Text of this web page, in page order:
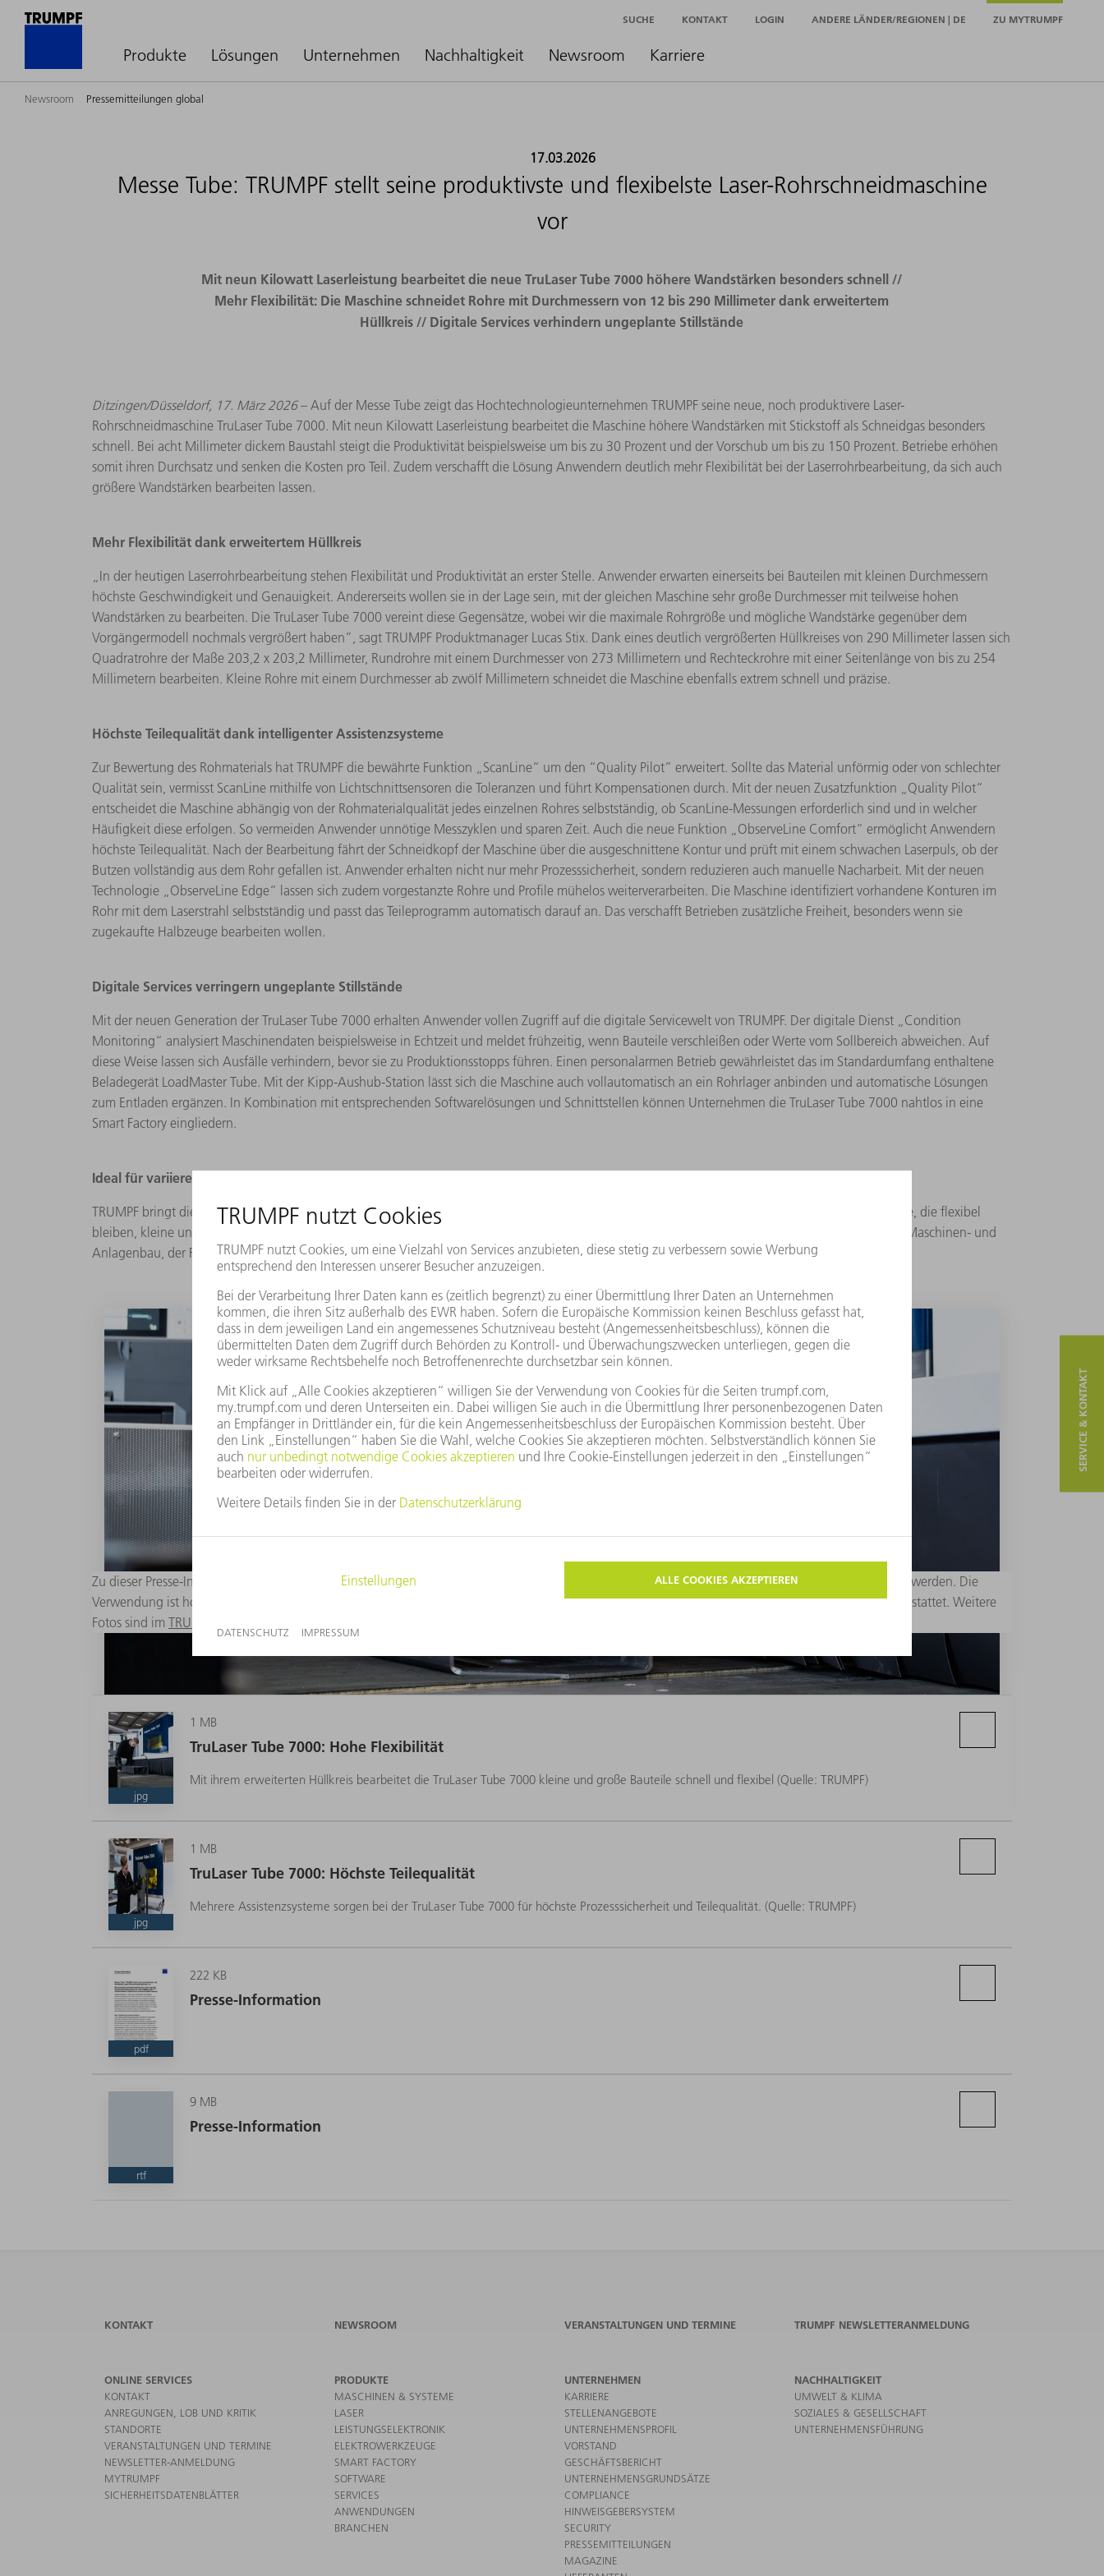
Produkte Lösungen Unternehmen Nachhaltigkeit Newsroom Karriere
SUCHE KONTAKT LOGIN ANDERE LÄNDER/REGIONEN | DE ZU MYTRUMPF
Newsroom Pressemitteilungen global
17.03.2026
Messe Tube: TRUMPF stellt seine produktivste und flexibelste Laser-Rohrschneidmaschine
vor
Mit neun Kilowatt Laserleistung bearbeitet die neue TruLaser Tube 7000 höhere Wandstärken besonders schnell //
Mehr Flexibilität: Die Maschine schneidet Rohre mit Durchmessern von 12 bis 290 Millimeter dank erweitertem
Hüllkreis // Digitale Services verhindern ungeplante Stillstände
Ditzingen/Düsseldorf, 17. März 2026– Auf der Messe Tube zeigt das Hochtechnologieunternehmen TRUMPF seine neue, noch produktivere Laser-
Rohrschneidmaschine TruLaser Tube 7000. Mit neun Kilowatt Laserleistung bearbeitet die Maschine höhere Wandstärken mit Stickstoff als Schneidgas besonders
schnell. Bei acht Millimeter dickem Baustahl steigt die Produktivität beispielsweise um bis zu 30 Prozent und der Vorschub um bis zu 150 Prozent. Betriebe erhöhen
somit ihren Durchsatz und senken die Kosten pro Teil. Zudem verschafft die Lösung Anwendern deutlich mehr Flexibilität bei der Laserrohrbearbeitung, da sich auch
größere Wandstärken bearbeiten lassen.
Mehr Flexibilität dank erweitertem Hüllkreis
„In der heutigen Laserrohrbearbeitung stehen Flexibilität und Produktivität an erster Stelle. Anwender erwarten einerseits bei Bauteilen mit kleinen Durchmessern
höchste Geschwindigkeit und Genauigkeit. Andererseits wollen sie in der Lage sein, mit der gleichen Maschine sehr große Durchmesser mit teilweise hohen
Wandstärken zu bearbeiten. Die TruLaser Tube 7000 vereint diese Gegensätze, wobei wir die maximale Rohrgröße und mögliche Wandstärke gegenüber dem
Vorgängermodell nochmals vergrößert haben”, sagt TRUMPF Produktmanager Lucas Stix. Dank eines deutlich vergrößerten Hüllkreises von 290 Millimeter lassen sich
Quadratrohre der Maße 203,2 x 203,2 Millimeter, Rundrohre mit einem Durchmesser von 273 Millimetern und Rechteckrohre mit einer Seitenlänge von bis zu 254
Millimetern bearbeiten. Kleine Rohre mit einem Durchmesser ab zwölf Millimetern schneidet die Maschine ebenfalls extrem schnell und präzise.
Höchste Teilequalität dank intelligenter Assistenzsysteme
Zur Bewertung des Rohmaterials hat TRUMPF die bewährte Funktion „ScanLine“ um den “Quality Pilot” erweitert. Sollte das Material unförmig oder von schlechter
Qualität sein, vermisst ScanLine mithilfe von Lichtschnittsensoren die Toleranzen und führt Kompensationen durch. Mit der neuen Zusatzfunktion „Quality Pilot“
entscheidet die Maschine abhängig von der Rohmaterialqualität jedes einzelnen Rohres selbstständig, ob ScanLine-Messungen erforderlich sind und in welcher
Häufigkeit diese erfolgen. So vermeiden Anwender unnötige Messzyklen und sparen Zeit. Auch die neue Funktion „ObserveLine Comfort“ ermöglicht Anwendern
höchste Teilequalität. Nach der Bearbeitung fährt der Schneidkopf der Maschine über die ausgeschnittene Kontur und prüft mit einem schwachen Laserpuls, ob der
Butzen vollständig aus dem Rohr gefallen ist. Anwender erhalten nicht nur mehr Prozesssicherheit, sondern reduzieren auch manuelle Nacharbeit. Mit der neuen
Technologie „ObserveLine Edge“ lassen sich zudem vorgestanzte Rohre und Profile mühelos weiterverarbeiten. Die Maschine identifiziert vorhandene Konturen im
Rohr mit dem Laserstrahl selbstständig und passt das Teileprogramm automatisch darauf an. Das verschafft Betrieben zusätzliche Freiheit, besonders wenn sie
zugekaufte Halbzeuge bearbeiten wollen.
Digitale Services verringern ungeplante Stillstände
Mit der neuen Generation der TruLaser Tube 7000 erhalten Anwender vollen Zugriff auf die digitale Servicewelt von TRUMPF. Der digitale Dienst „Condition
Monitoring“ analysiert Maschinendaten beispielsweise in Echtzeit und meldet frühzeitig, wenn Bauteile verschleißen oder Werte vom Sollbereich abweichen. Auf
diese Weise lassen sich Ausfälle verhindern, bevor sie zu Produktionsstopps führen. Einen personalarmen Betrieb gewährleistet das im Standardumfang enthaltene
Beladegerät LoadMaster Tube. Mit der Kipp-Aushub-Station lässt sich die Maschine auch vollautomatisch an ein Rohrlager anbinden und automatische Lösungen
zum Entladen ergänzen. In Kombination mit entsprechenden Softwarelösungen und Schnittstellen können Unternehmen die TruLaser Tube 7000 nahtlos in eine
Smart Factory eingliedern.
Ideal für variierenden Stückzahlen und Anforderungen
TRUMPF bringt die TruLaser Tube 7000 in verschiedenen Be- und Entladelängen bis 12,5 Meter auf den Markt. Die Maschine richtet sich an Betriebe, die flexibel
bleiben, kleine und hohe Stückzahlen wirtschaftlich fertigen und gleichzeitig auf wechselnde Anforderungen reagieren wollen. Dazu gehören der Maschinen- und
Anlagenbau, der Fassaden- und Gebäudebau, der Fahrzeugbau oder die die Land- und Baumaschinenbranche.
Mit ihrem erweiterten Hüllkreis bearbeitet die TruLaser Tube 7000 kleine und große Bauteile schnell und flexibel (Quelle: TRUMPF)
Zu dieser Presse-Information stehen passende digitale Bilder in druckfähiger Auflösung bereit. Diese dürfen nur zu redaktionellen Zwecken genutzt werden. Die
Verwendung ist honorarfrei bei Quellenangabe „Foto: TRUMPF“. Grafische Veränderungen – außer zum Freistellen des Hauptmotivs – sind nicht gestattet. Weitere
Fotos sind im TRUMPF Media Pool
jpg
1 MB
TruLaser Tube 7000: Hohe Flexibilität
Mit ihrem erweiterten Hüllkreis bearbeitet die TruLaser Tube 7000 kleine und große Bauteile schnell und flexibel (Quelle: TRUMPF)
jpg
1 MB
TruLaser Tube 7000: Höchste Teilequalität
Mehrere Assistenzsysteme sorgen bei der TruLaser Tube 7000 für höchste Prozesssicherheit und Teilequalität. (Quelle: TRUMPF)
pdf
222 KB
Presse-Information
rtf
9 MB
Presse-Information
SERVICE & KONTAKT
KONTAKT NEWSROOM VERANSTALTUNGEN UND TERMINE TRUMPF NEWSLETTERANMELDUNG
ONLINE SERVICES
KONTAKT
ANREGUNGEN, LOB UND KRITIK
STANDORTE
VERANSTALTUNGEN UND TERMINE
NEWSLETTER-ANMELDUNG
MYTRUMPF
SICHERHEITSDATENBLÄTTER
PRODUKTE
MASCHINEN & SYSTEME
LASER
LEISTUNGSELEKTRONIK
ELEKTROWERKZEUGE
SMART FACTORY
SOFTWARE
SERVICES
ANWENDUNGEN
BRANCHEN
UNTERNEHMEN
KARRIERE
STELLENANGEBOTE
UNTERNEHMENSPROFIL
VORSTAND
GESCHÄFTSBERICHT
UNTERNEHMENSGRUNDSÄTZE
COMPLIANCE
HINWEISGEBERSYSTEM
SECURITY
PRESSEMITTEILUNGEN
MAGAZINE
NACHHALTIGKEIT
UMWELT & KLIMA
SOZIALES & GESELLSCHAFT
UNTERNEHMENSFÜHRUNG